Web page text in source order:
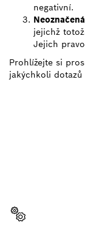
negativní.
jejichž
Jejich
Prohlížejte si
jakýchkoli